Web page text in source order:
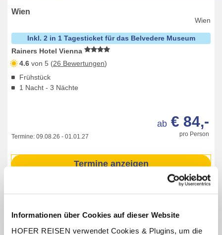
Informationen über Cookies auf dieser Website
HOFER REISEN verwendet Cookies & Plugins, um die
Wien
Wien
Inkl. 2 in 1 Tagesticket für das Belvedere Museum
Rainers Hotel Vienna
4.6 von 5 (26 Bewertungen)
Frühstück
1 Nacht - 3 Nächte
Termine: 09.08.26 - 01.01.27 pro Person
ab € 84,-
Termine anzeigen
1 – 3 x Übernachtung im Rainers Hotel Vienna